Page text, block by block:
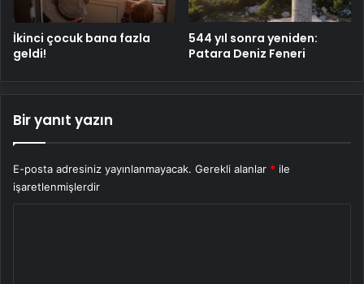
İkinci çocuk bana fazla
geldi!
544 yıl sonra yeniden:
Patara Deniz Feneri
Bir yanıt yazın
E-posta adresiniz yayınlanmayacak. Gerekli alanlar * ile
işaretlenmişlerdir